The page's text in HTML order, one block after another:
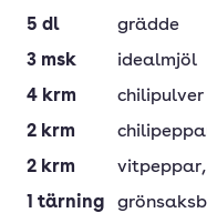
5 dl
grädde
3 msk
idealmjöl
4 krm
chilipulver
2 krm
2 krm vitpeppar
1 tärning